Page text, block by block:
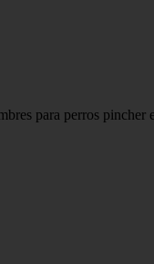
para perros pincher